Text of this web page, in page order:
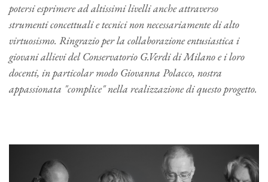
potersi esprimere ad altissimi livelli anche attraverso
strumenti concettuali e tecnici non necessariamente di alto
virtuosismo. Ringrazio per la collaborazione entusiastica i
giovani allievi del Conservatorio G.Verdi di Milano e i loro
docenti, in particolar modo Giovanna Polacco, nostra
appassionata "complice" nella realizzazione di questo progetto.